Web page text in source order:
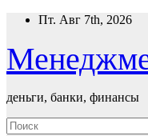
Перейти
содержимому
Пт. Авг 7th, 2026
деньги, банки, финансы